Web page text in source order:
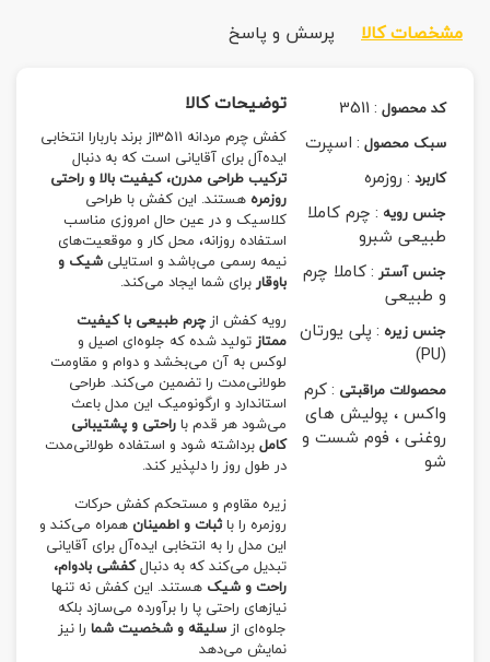
مشخصات کالا پرسش و پاسخ
کد محصول :
3511
سبک محصول :اسپرت
کاربرد :روزمره
جنس رویه :چرم کاملا
طبیعی شبرو
جنس آستر :کاملا چرم
و طبیعی
جنس زیره :پلی یورتان
(PU)
محصولات مراقبتی :کرم
واکس ، پولیش های
روغنی ، فوم شست و
شو
توضیحات کالا
کفش چرم مردانه 3511از برند باربارا انتخابی
ایده‌آل برای آقایانی است که به دنبال
ترکیب طراحی مدرن، کیفیت بالا و راحتی
روزمره هستند. این کفش با طراحی
کلاسیک و در عین حال امروزی مناسب
استفاده روزانه، محل کار و موقعیت‌های
نیمه رسمی می‌باشد و استایلیشیک و
باوقاربرای شما ایجاد می‌کند.
رویه کفش ازچرم طبیعی با کیفیت
ممتازتولید شده که جلوه‌ای اصیل و
لوکس به آن می‌بخشد و دوام و مقاومت
طولانی‌مدت را تضمین می‌کند. طراحی
استاندارد و ارگونومیک این مدل باعث
می‌شود هر قدم باراحتی و پشتیبانی
کاملبرداشته شود و استفاده طولانی‌مدت
در طول روز را دلپذیر کند.
زیره مقاوم و مستحکم کفش حرکات
روزمره را باثبات و اطمینان همراه می‌کند و
این مدل را به انتخابی ایده‌آل برای آقایانی
تبدیل می‌کند که به دنبالکفشی بادوام،
راحت و شیک هستند. این کفش نه تنها
نیازهای راحتی پا را برآورده می‌سازد بلکه
جلوه‌ای ازسلیقه و شخصیت شما را نیز
نمایش می‌دهد